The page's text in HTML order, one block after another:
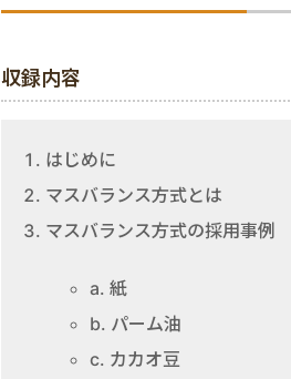
収録内容
はじめに
マスバランス方式とは
マスバランス方式の採用事例
a. 紙
b. パーム油
c. カカオ豆